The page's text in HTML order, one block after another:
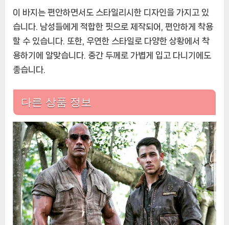
이 바지는 편안하면서도 스타일리시한 디자인을 가지고 있
습니다. 남성들에게 적합한 핏으로 제작되어, 편안하게 착용
할 수 있습니다. 또한, 우연한 스타일로 다양한 상황에서 착
용하기에 알맞습니다. 중간 두께로 가볍게 입고 다니기에도
좋습니다.
다른 상품 정보